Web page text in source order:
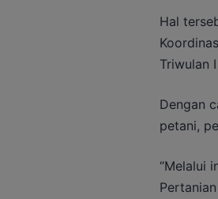
Hal
Triwulan
Dengan
petani,
“Melalui